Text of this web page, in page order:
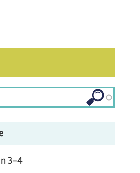
3-4-Filter entfernen
3-4